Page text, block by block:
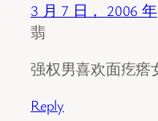
3 月 7 日， 2006 年
翡
强权男喜欢面疙瘩
Reply